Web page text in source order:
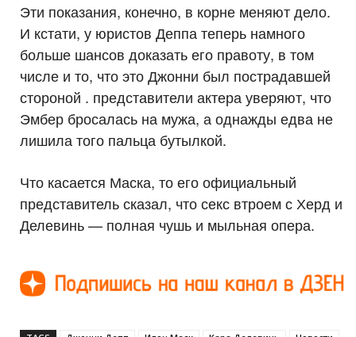
Эти показания, конечно, в корне меняют дело.
И кстати, у юристов Деппа теперь намного
больше шансов доказать его правоту, в том
числе и то, что это Джонни был пострадавшей
стороной . представители актера уверяют, что
Эмбер бросалась на мужа, а однажды едва не
лишила того пальца бутылкой.
Что касается Маска, то его официальный
представитель сказал, что секс втроем с Херд и
Делевинь — полная чушь и мыльная опера.